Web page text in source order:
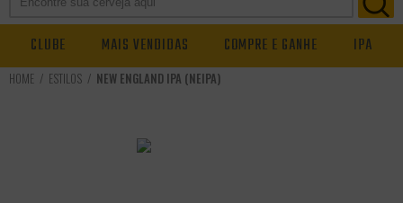
CLUBE MAIS VENDIDAS COMPRE E GANHE IPA
ESTILOS NEW ENGLAND IPA (NEIPA)